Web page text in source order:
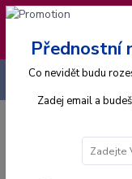
❣️ Od 4.8. do
expedice
+420 725 736 293
Přednostní
Co nevidět budu
Zadej email a